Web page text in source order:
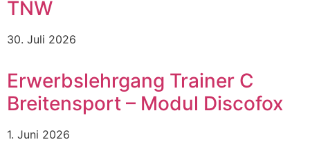
TNW
30. Juli 2026
Erwerbslehrgang Trainer C
Breitensport – Modul Discofox
1. Juni 2026